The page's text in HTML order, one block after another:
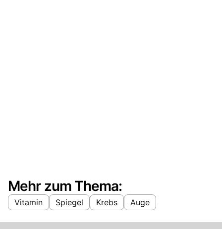
Mehr zum Thema:
Vitamin Spiegel Krebs Auge